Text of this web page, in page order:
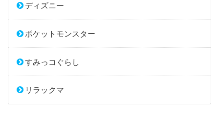
ディズニー
ポケットモンスター
すみっコぐらし
リラックマ